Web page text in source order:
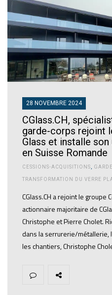
28 NOVEMBRE 2024
CGlass.CH,
garde-corps rejoint
Glass et installe
en Suisse Romande
CESSIONS-ACQUISITIONS
TRANSFORMATION DU VERRE
CGlass.CH a rejoint le groupe
actionnaire majoritaire de
Christophe et Pierre Cholet.
dans la serrurerie/métallerie,
les chantiers, Christophe